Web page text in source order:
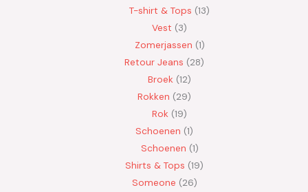
T-shirt & Tops 13
Vest
3
Zomerjassen 1
Retour Jeans
28
Broek 12
Rokken
29
Rok 19
Schoenen 1
Schoenen 1
Shirts & Tops 19
Someone 26